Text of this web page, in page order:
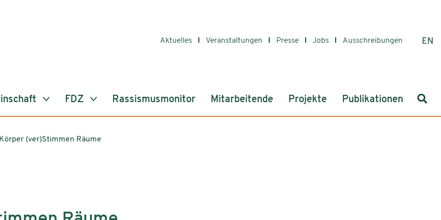
Aktuelles Veranstaltungen Presse Jobs Ausschreibungen EN
FDZ Rassismusmonitor Mitarbeitende Projekte Publikationen
Körper (ver)Stimmen Räume